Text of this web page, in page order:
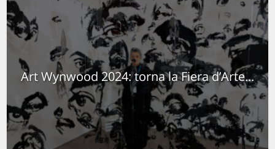
Art Wynwood 2024: torna la Fiera d’Arte...